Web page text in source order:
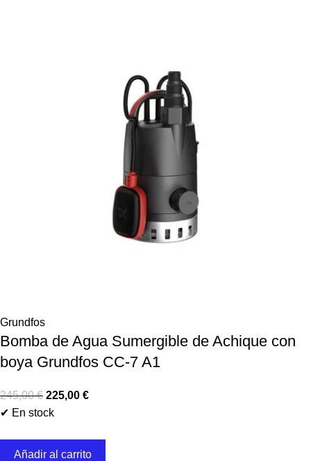
Grundfos
Bomba de Agua Sumergible de Achique con
boya Grundfos CC-7 A1
245,00€ 225,00 €
✔ En stock
Añadir al carrito